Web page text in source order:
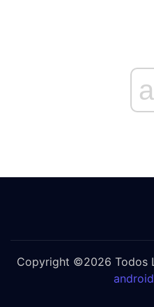
Copyright ©2026 Todos